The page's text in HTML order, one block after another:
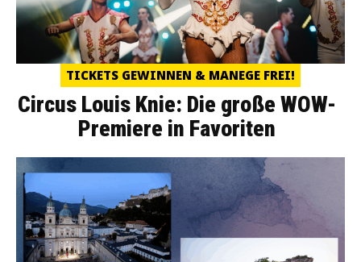
TICKETS GEWINNEN & MANEGE FREI!
Circus Louis Knie: Die große WOW-
Premiere in Favoriten